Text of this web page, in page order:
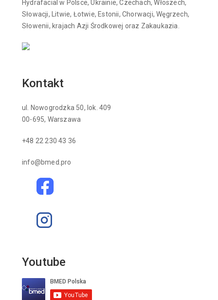
Hydrafacial w Polsce, Ukrainie, Czechach, Włoszech,
Słowacji, Litwie, Łotwie, Estonii, Chorwacji, Węgrzech,
Słowenii, krajach Azji Środkowej oraz Zakaukazia.
Kontakt
ul. Nowogrodzka 50, lok. 409
00-695, Warszawa
+48 22 230 43 36
info@bmed.pro
Youtube